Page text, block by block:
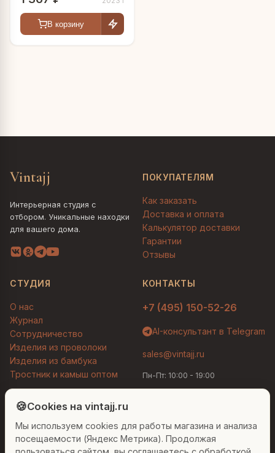
В корзину
Vintajj
Интерьерная студия с
отбором. Уникальные находки
для вашего дома.
ПОКУПАТЕЛЯМ
Как заказать
Доставка и оплата
Калькулятор доставки
Гарантии
Отзывы
СТУДИЯ
О нас
Журнал
Сотрудничество
Изделия из проволоки
Изделия из бамбука
Тростник и камыш оптом
КОНТАКТЫ
+7 (495) 150-52-26
AI-консультант в Telegram
sales@vintajj.ru
Пн-Пт: 10:00 - 19:00
© 2026 Vintajj. Все права защищены.
Договор оферты
Политика конфиденциальности
Согласие на обработку ПДн
Настройки cookies
🍪Cookies на vintajj.ru
Мы используем cookies для работы магазина и анализа
посещаемости (Яндекс Метрика). Продолжая
Людмила
Привет! Я Людмила, ваш персональный
консультант по декору. Чем могу помочь?